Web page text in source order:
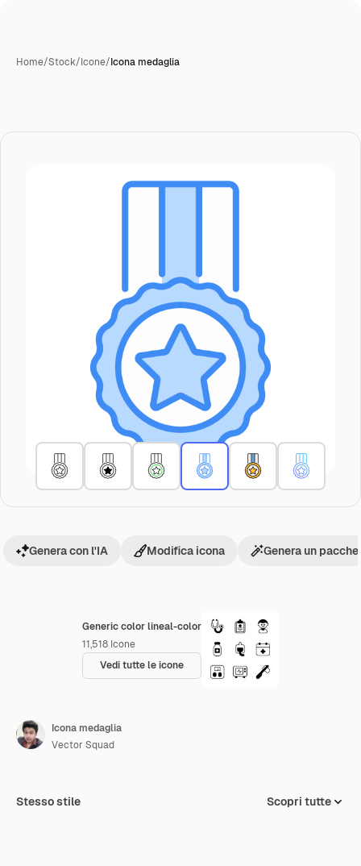
Home/Stock/Icone/Icona medaglia
Generic color lineal-color
11,518 Icone
Vedi tutte le icone
Genera con l'IA Modifica icona Genera un
Icona medaglia
Vector Squad
Stesso stile Scopri tutte